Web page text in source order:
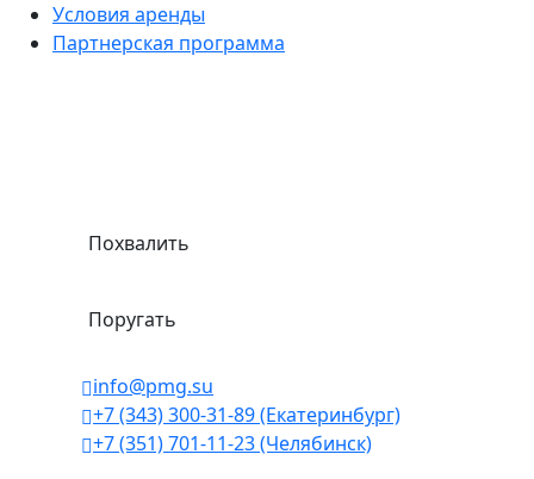
Условия аренды
Партнерская программа
Похвалить
Поругать
info@pmg.su
+7 (343) 300-31-89 (Екатеринбург)
+7 (351) 701-11-23 (Челябинск)